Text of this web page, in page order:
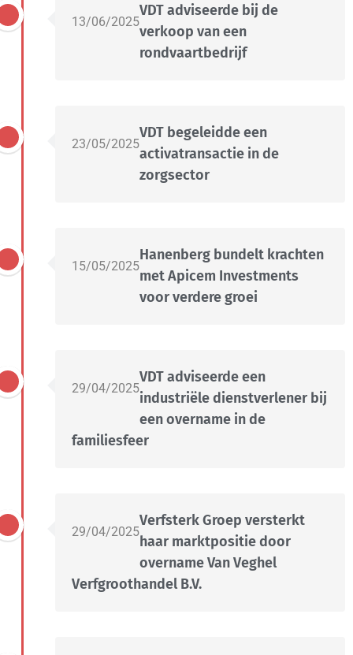
13/06/2025
VDT adviseerde bij de
verkoop van een
rondvaartbedrijf
23/05/2025
VDT begeleidde een
activatransactie in de
zorgsector
15/05/2025
Hanenberg bundelt krachten
met Apicem Investments
voor verdere groei
29/04/2025
VDT adviseerde een
industriële dienstverlener bij
een overname in de
familiesfeer
29/04/2025
Verfsterk Groep versterkt
haar marktpositie door
overname Van Veghel
Verfgroothandel B.V.